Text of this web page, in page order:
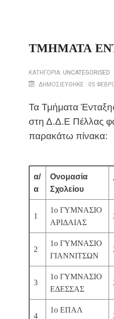
ΤΜΗΜΑΤΑ
ΚΑΤΗΓΟΡΊΑ: UNCATEGORISED
ΔΗΜΟΣΙΕΎΘΗΚΕ : 05
Τα Τμήματα
στη Δ.Δ.Ε Πέλλας
παρακάτω πίνακα:
α/
α
Ονομασία
Σχολείου
1
1ο ΓΥΜΝΑΣΙΟ
ΑΡΙΔΑΙΑΣ
2
1ο ΓΥΜΝΑΣΙΟ
ΓΙΑΝΝΙΤΣΩΝ
3
1ο ΓΥΜΝΑΣΙΟ
ΕΔΕΣΣΑΣ
4
1ο ΕΠΑΛ